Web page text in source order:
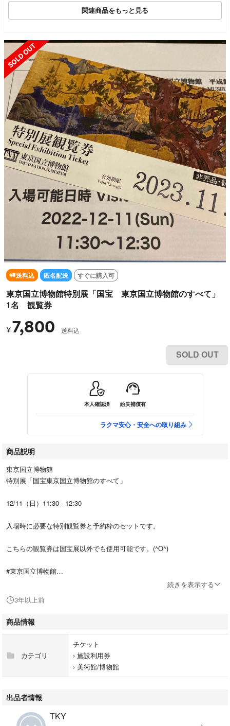
関連商品をもっと見る
SOLD OUT
送料込 匿名配送 すぐに購入可
東京国立博物館特別展「国宝 東京国立博物館のすべて」
1名 観覧券
¥7,800 送料込
SOLD OUT
本人確認済 紛失補償有
ラクマ安心・安全への取り組み
商品説明
東京国立博物館
特別展「国宝東京国立博物館のすべて」
12/11（日）11:30 - 12:30
入場時に必要な特別観覧券と予約枠のセットです。
こちらの観覧券は国宝展以外でも使用可能です。(^O^)
#東京国立博物館
#東京国立博物館のすべて
続きを表示する
3年以上前
商品情報
カテゴリ
チケット
› 施設利用券
› 美術館/博物館
出品者情報
TKY